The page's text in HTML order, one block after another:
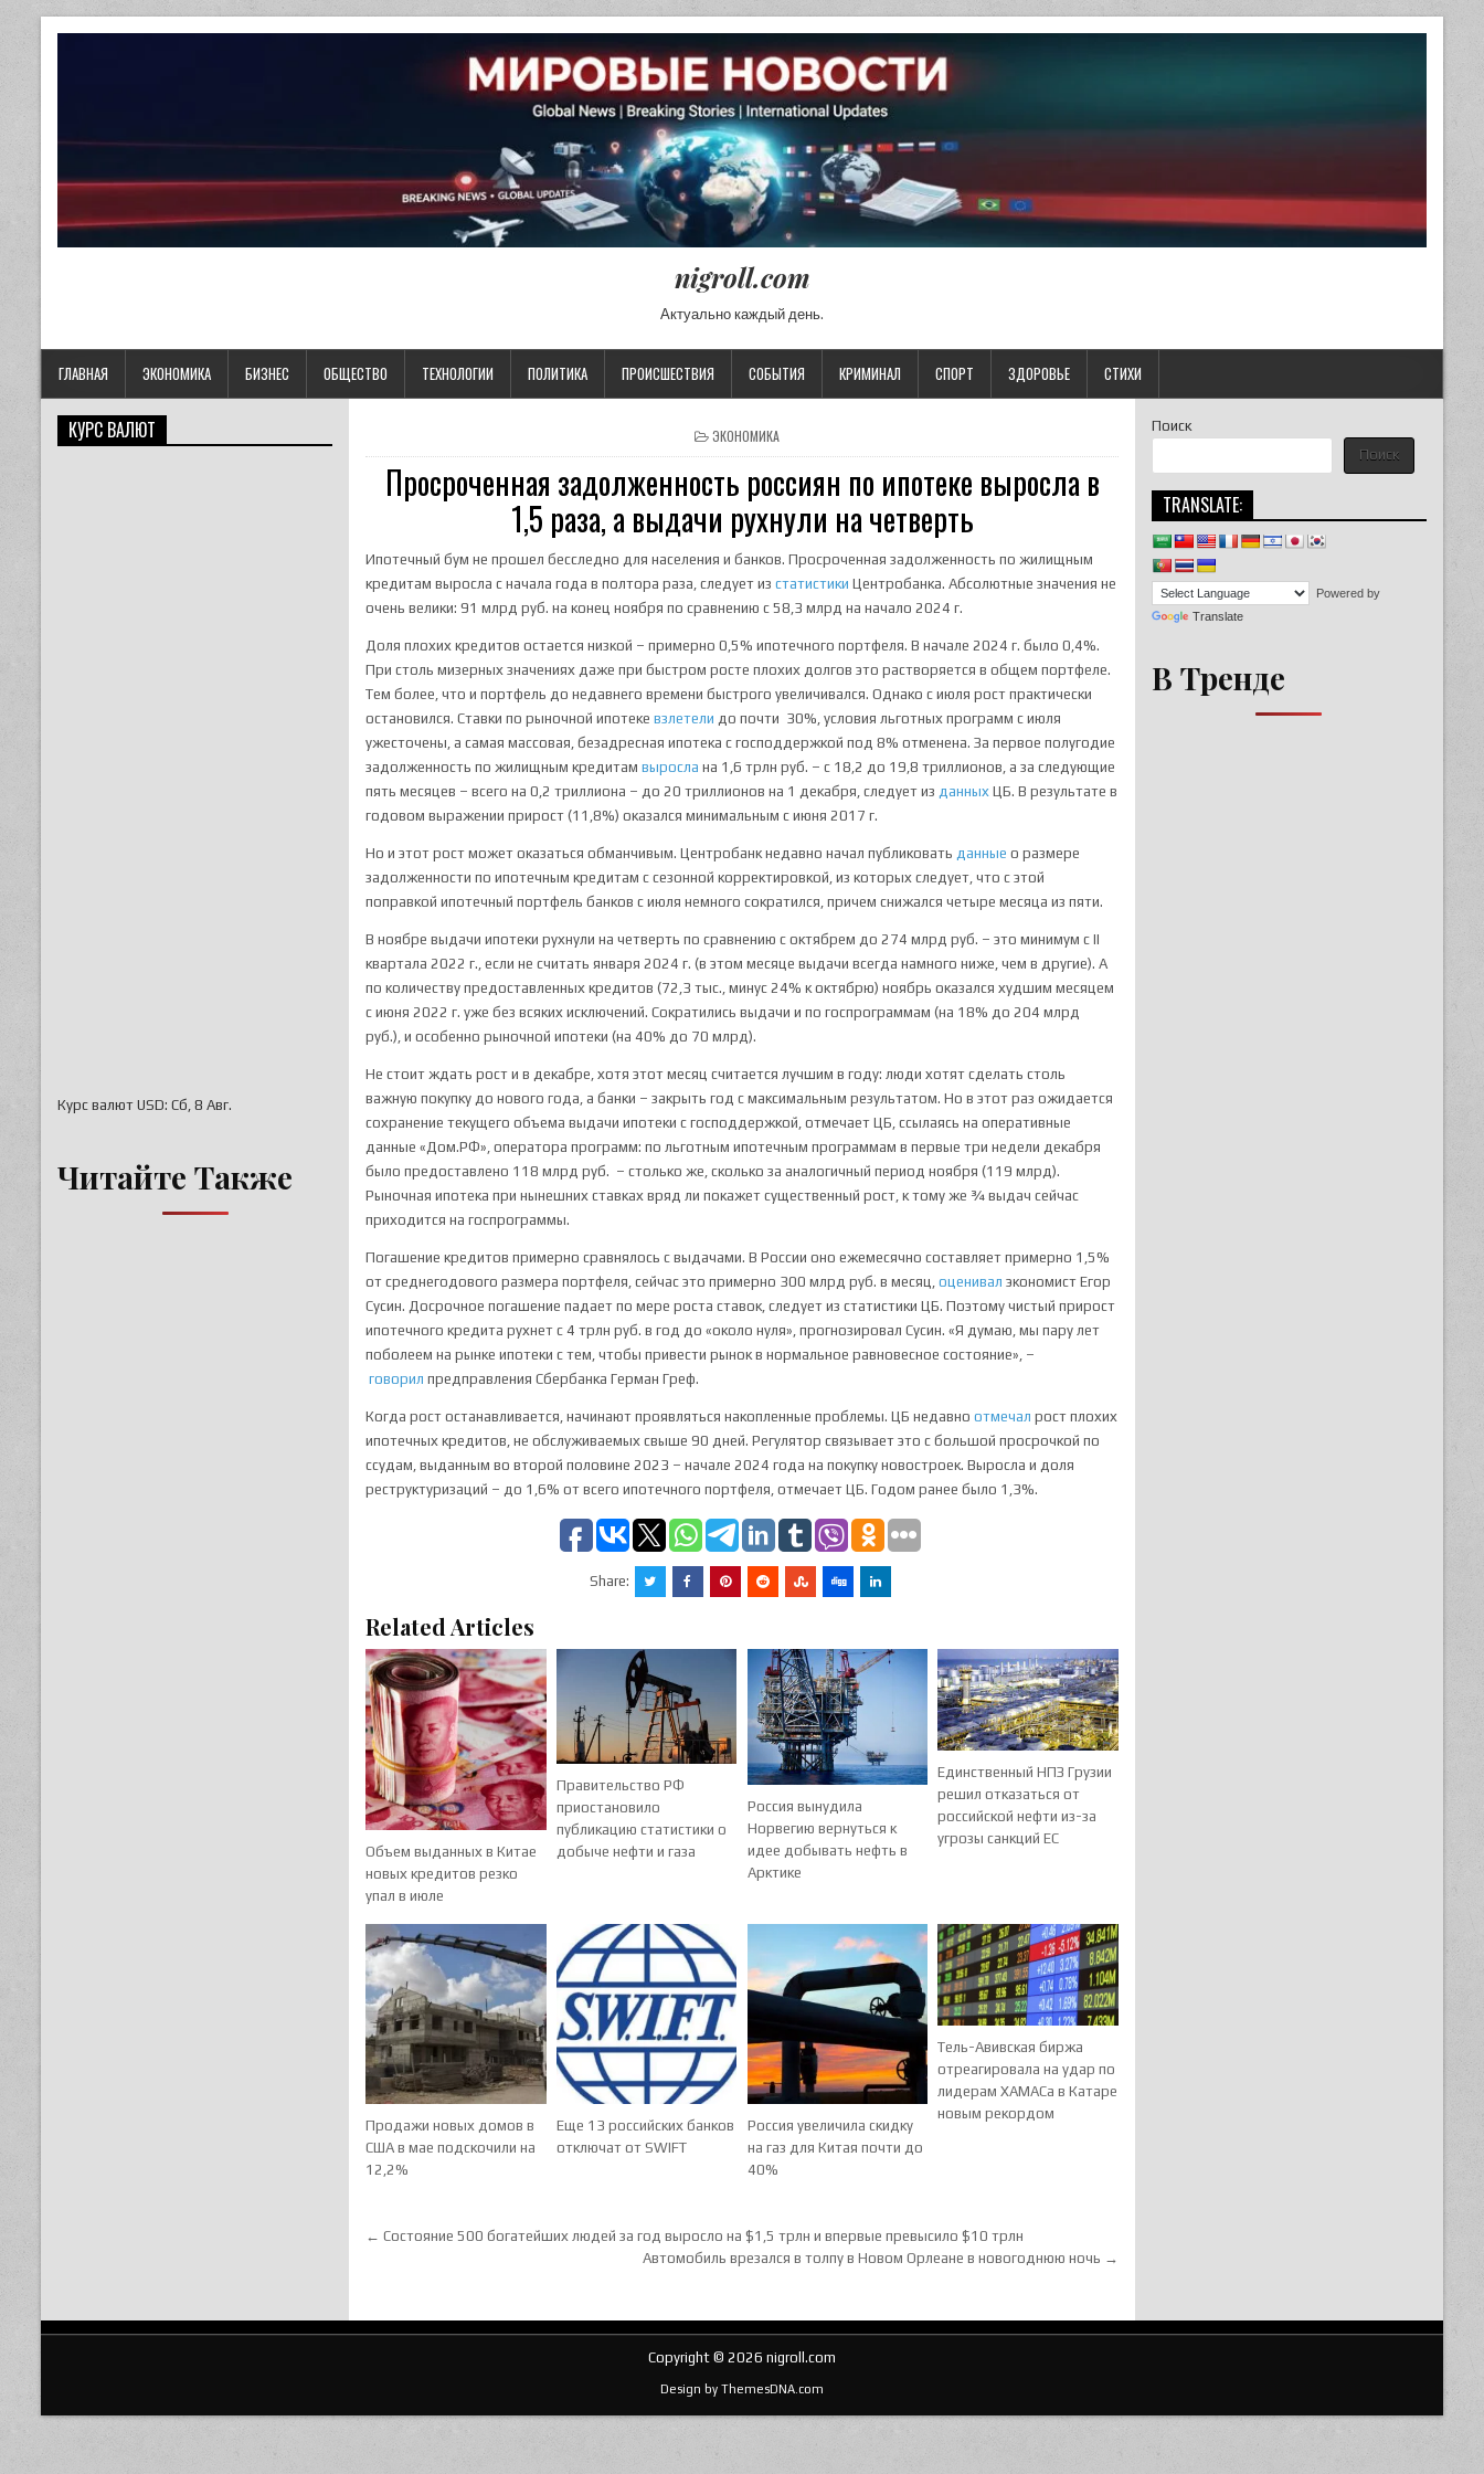
nigroll.com
Актуально каждый день.
ГЛАВНАЯ ЭКОНОМИКА БИЗНЕС ОБЩЕСТВО ТЕХНОЛОГИИ ПОЛИТИКА ПРОИСШЕСТВИЯ СОБЫТИЯ КРИМИНАЛ СПОРТ ЗДОРОВЬЕ СТИХИ
POSTED IN
ЭКОНОМИКА
Просроченная задолженность россиян по ипотеке выросла в
1,5 раза, а выдачи рухнули на четверть
Ипотечный бум не прошел бесследно для населения и банков. Просроченная задолженность по жилищным
кредитам выросла с начала года в полтора раза, следует изстатистики Центробанка. Абсолютные значения не
очень велики: 91 млрд руб. на конец ноября по сравнению с 58,3 млрд на начало 2024 г.
Доля плохих кредитов остается низкой – примерно 0,5% ипотечного портфеля. В начале 2024 г. было 0,4%.
При столь мизерных значениях даже при быстром росте плохих долгов это растворяется в общем портфеле.
Тем более, что и портфель до недавнего времени быстрого увеличивался. Однако с июля рост практически
остановился. Ставки по рыночной ипотекевзлетели до почти 30%, условия льготных программ с июля
ужесточены, а самая массовая, безадресная ипотека с господдержкой под 8% отменена. За первое полугодие
задолженность по жилищным кредитамвыросла на 1,6 трлн руб. – с 18,2 до 19,8 триллионов, а за следующие
пять месяцев – всего на 0,2 триллиона – до 20 триллионов на 1 декабря, следует изданных ЦБ. В результате в
годовом выражении прирост (11,8%) оказался минимальным с июня 2017 г.
Но и этот рост может оказаться обманчивым. Центробанк недавно начал публиковатьданные о размере
задолженности по ипотечным кредитам с сезонной корректировкой, из которых следует, что с этой
поправкой ипотечный портфель банков с июля немного сократился, причем снижался четыре месяца из пяти.
В ноябре выдачи ипотеки рухнули на четверть по сравнению с октябрем до 274 млрд руб. – это минимум с II
квартала 2022 г., если не считать января 2024 г. (в этом месяце выдачи всегда намного ниже, чем в другие). А
по количеству предоставленных кредитов (72,3 тыс., минус 24% к октябрю) ноябрь оказался худшим месяцем
с июня 2022 г. уже без всяких исключений. Сократились выдачи и по госпрограммам (на 18% до 204 млрд
руб.), и особенно рыночной ипотеки (на 40% до 70 млрд).
Не стоит ждать рост и в декабре, хотя этот месяц считается лучшим в году: люди хотят сделать столь
важную покупку до нового года, а банки – закрыть год с максимальным результатом. Но в этот раз ожидается
сохранение текущего объема выдачи ипотеки с господдержкой, отмечает ЦБ, ссылаясь на оперативные
данные «Дом.РФ», оператора программ: по льготным ипотечным программам в первые три недели декабря
было предоставлено 118 млрд руб. – столько же, сколько за аналогичный период ноября (119 млрд).
Рыночная ипотека при нынешних ставках вряд ли покажет существенный рост, к тому же ¾ выдач сейчас
приходится на госпрограммы.
Погашение кредитов примерно сравнялось с выдачами. В России оно ежемесячно составляет примерно 1,5%
от среднегодового размера портфеля, сейчас это примерно 300 млрд руб. в месяц,оценивал экономист Егор
Сусин. Досрочное погашение падает по мере роста ставок, следует из статистики ЦБ. Поэтому чистый прирост
ипотечного кредита рухнет с 4 трлн руб. в год до «около нуля», прогнозировал Сусин. «Я думаю, мы пару лет
поболеем на рынке ипотеки с тем, чтобы привести рынок в нормальное равновесное состояние», –
говорил предправления Сбербанка Герман Греф.
Когда рост останавливается, начинают проявляться накопленные проблемы. ЦБ недавноотмечал рост плохих
ипотечных кредитов, не обслуживаемых свыше 90 дней. Регулятор связывает это с большой просрочкой по
ссудам, выданным во второй половине 2023 – начале 2024 года на покупку новостроек. Выросла и доля
реструктуризаций – до 1,6% от всего ипотечного портфеля, отмечает ЦБ. Годом ранее было 1,3%.
Share:
Related Articles
Объем выданных в Китае
новых кредитов резко
упал в июле
Правительство РФ
приостановило
публикацию статистики о
добыче нефти и газа
Россия вынудила
Норвегию вернуться к
идее добывать нефть в
Арктике
Единственный НПЗ Грузии
решил отказаться от
российской нефти из-за
угрозы санкций ЕС
Продажи новых домов в
США в маe подскочили на
12,2%
Еще 13 российских банков
отключат от SWIFT
Россия увеличила скидку
на газ для Китая почти до
40%
Тель-Авивская биржа
отреагировала на удар по
лидерам ХАМАСа в Катаре
новым рекордом
Навигация по записям
← Состояние 500 богатейших людей за год выросло на $1,5 трлн и впервые превысило $10 трлн
Автомобиль врезался в толпу в Новом Орлеане в новогоднюю ночь →
Поиск
Поиск
TRANSLATE:
Powered by
Translate
В Тренде
КУРС ВАЛЮТ
Курс валют USD: Сб, 8 Авг.
Читайте Также
Copyright © 2026 nigroll.com
Design by ThemesDNA.com